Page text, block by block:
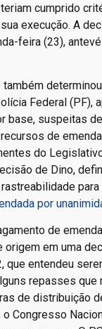
cumprido
execução. A
feira (23),
Federal (PF),
base, suspeitas
de
do
de Dino,
por
de
em uma
que entendeu
repasses que
de distribuição
o Congresso